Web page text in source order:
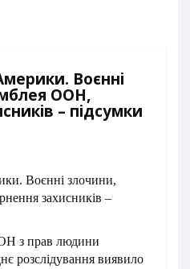
Воєнні
ООН,
– підсумки
з прав людини
розслідування виявило